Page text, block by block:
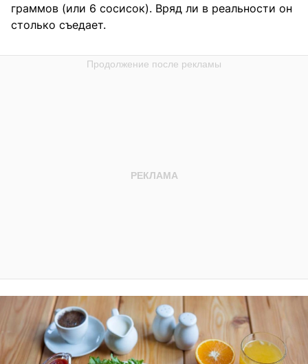
граммов (или 6 сосисок). Вряд ли в реальности он
столько съедает.